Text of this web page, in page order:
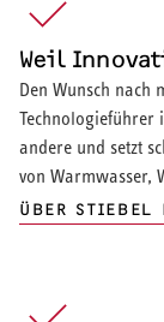
Weil
Den Wunsch nach
Technologieführer
andere und setzt
von Warmwasser,
ÜBER STIEBEL